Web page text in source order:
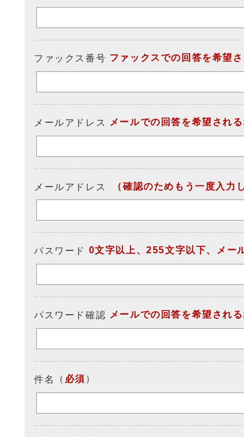
ファックス番号 ファックスでの回答を希望
メールアドレス メールでの回答を希望され
メールアドレス （確認のためもう一度入力
パスワード 0文字以上、255文字以下、メー
パスワード確認 メールでの回答を希望され
件名 （ 必須 ）